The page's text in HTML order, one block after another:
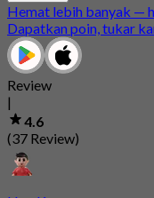
Hemat lebih banyak —
Dapatkan poin, tukar
Review
|
4.6
(37 Review)